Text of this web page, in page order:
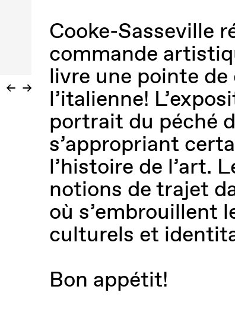
Cooke-Sasseville
commande
livre une pointe
l’italienne!
portrait du péché
s’appropriant
l’histoire de l’art.
notions de trajet
où s’embrouillent
culturels et
Bon appétit!